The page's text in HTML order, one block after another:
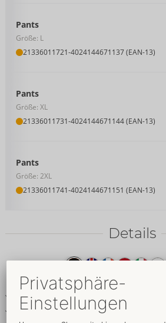
Pants
Größe: L
21336011721-4024144671137 (EAN-13)
Pants
Größe: XL
21336011731-4024144671144 (EAN-13)
Pants
Größe: 2XL
21336011741-4024144671151 (EAN-13)
Details
Produkttext
Betonende Netz-Pants
Details im Wetlook